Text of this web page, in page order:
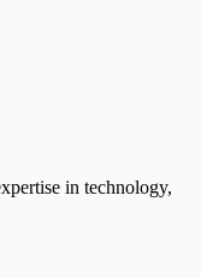
in technology,